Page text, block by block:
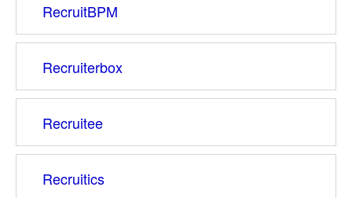
RecruitBPM
Recruiterbox
Recruitee
Recruitics